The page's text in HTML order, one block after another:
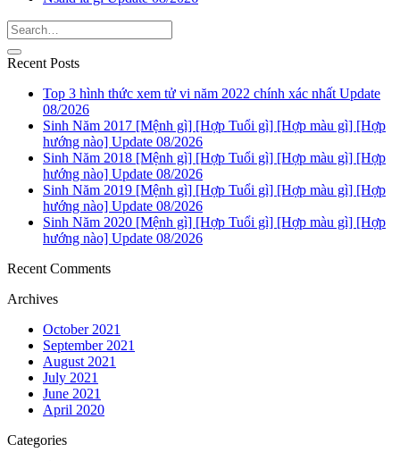
Recent Posts
Top 3 hình thức xem tử vi năm 2022 chính xác nhất Update
08/2026
Sinh Năm 2017 [Mệnh gì] [Hợp Tuổi gì] [Hợp màu gì] [Hợp
hướng nào] Update 08/2026
Sinh Năm 2018 [Mệnh gì] [Hợp Tuổi gì] [Hợp màu gì] [Hợp
hướng nào] Update 08/2026
Sinh Năm 2019 [Mệnh gì] [Hợp Tuổi gì] [Hợp màu gì] [Hợp
hướng nào] Update 08/2026
Sinh Năm 2020 [Mệnh gì] [Hợp Tuổi gì] [Hợp màu gì] [Hợp
hướng nào] Update 08/2026
Recent Comments
Archives
October 2021
September 2021
August 2021
July 2021
June 2021
April 2020
Categories